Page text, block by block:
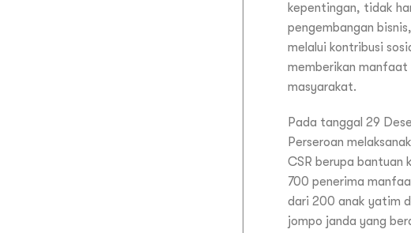
kepentingan, tidak
pengembangan
melalui kontribusi
memberikan
masyarakat.
Pada tanggal 29
Perseroan
CSR berupa bantuan
700 penerima
dari 200 anak yatim
jompo janda yang